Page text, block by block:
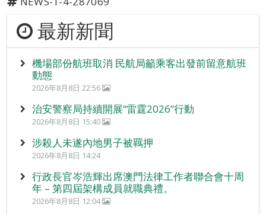
最新新聞
機場部份航班取消 民航局籲乘客出發前留意航班
動態
2026年8月8日 22:56
治安警察局持續開展“雷霆2026”行動
2026年8月8日 15:40
涉殺人未遂內地男子被羈押
2026年8月8日 14:24
行政長官岑浩輝出席澳門法律工作者聯合會十周
年 – 第四屆架構成員就職典禮。
2026年8月8日 12:04